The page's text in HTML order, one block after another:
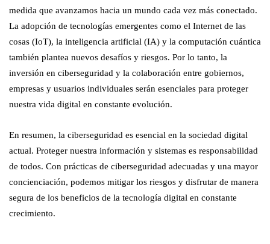
medida que avanzamos hacia un mundo cada vez más conectado.
La adopción de tecnologías emergentes como el Internet de las
cosas (IoT), la inteligencia artificial (IA) y la computación cuántica
también plantea nuevos desafíos y riesgos. Por lo tanto, la
inversión en ciberseguridad y la colaboración entre gobiernos,
empresas y usuarios individuales serán esenciales para proteger
nuestra vida digital en constante evolución.
En resumen, la ciberseguridad es esencial en la sociedad digital
actual. Proteger nuestra información y sistemas es responsabilidad
de todos. Con prácticas de ciberseguridad adecuadas y una mayor
concienciación, podemos mitigar los riesgos y disfrutar de manera
segura de los beneficios de la tecnología digital en constante
crecimiento.